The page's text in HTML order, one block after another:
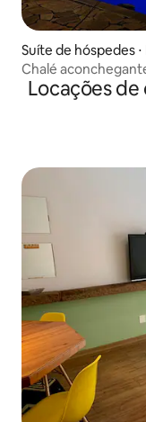
Suíte de hóspedes
Chalé
Locações